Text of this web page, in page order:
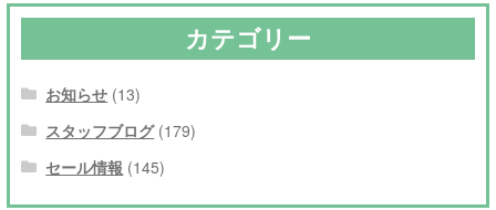
カテゴリー
お知らせ (13)
スタッフブログ(179)
セール情報 (145)